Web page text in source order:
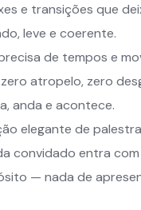
e transições que
leve e coerente.
de tempos e
atropelo, zero
anda e acontece.
elegante de
convidado entra
— nada de